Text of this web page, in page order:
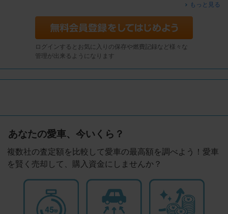
もっと見る
ログインするとお気に入りの保存や燃費記録など様々な
管理が出来るようになります
あなたの愛車、今いくら？
複数社の査定額を比較して愛車の最高額を調べよう！愛車
を賢く売却して、購入資金にしませんか？